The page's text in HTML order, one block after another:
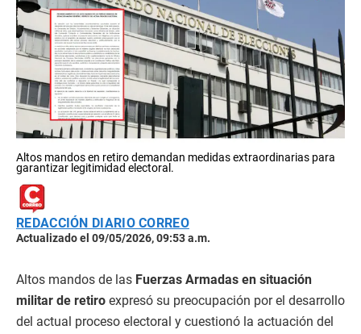
Altos mandos en retiro demandan medidas extraordinarias para
garantizar legitimidad electoral.
REDACCIÓN DIARIO CORREO
Actualizado el 09/05/2026, 09:53 a.m.
Altos mandos de las Fuerzas Armadas en situación
militar de retiro expresó su preocupación por el desarrollo
del actual proceso electoral y cuestionó la actuación del